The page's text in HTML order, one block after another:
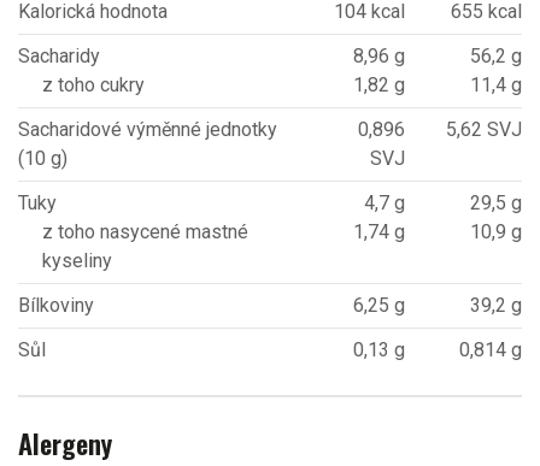
Kalorická hodnota 104 kcal
655 kcal
Sacharidy
z toho cukry
8,96 g
1,82 g
56,2 g
11,4 g
Sacharidové výměnné jednotky
(10 g)
0,896
SVJ
5,62 SVJ
Tuky
z toho nasycené mastné
kyseliny
4,7 g
1,74 g
29,5 g
10,9 g
Bílkoviny 6,25 g
39,2 g
Sůl
0,13 g 0,814 g
Alergeny